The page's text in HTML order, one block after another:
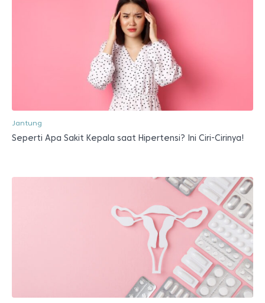
Jantung
Seperti Apa Sakit Kepala saat Hipertensi? Ini Ciri-Cirinya!